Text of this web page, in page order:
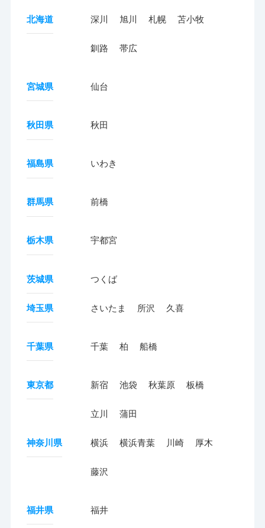
北海道 深川 旭川 札幌 苫小牧
釧路 帯広
宮城県 仙台
秋田県 秋田
福島県 いわき
群馬県 前橋
栃木県 宇都宮
茨城県 つくば
埼玉県 さいたま 所沢 久喜
千葉県 千葉 柏 船橋
東京都 新宿 池袋 秋葉原 板橋
立川 蒲田
神奈川県 横浜 横浜青葉 川崎 厚木
藤沢
福井県 福井